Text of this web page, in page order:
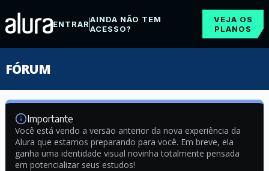
ENTRARAINDA NÃO TEM
ACESSO?
VEJA OS
PLANOS
FÓRUM
Importante
Você está vendo a versão anterior da nova experiência da
Alura que estamos preparando para você. Em breve, ela
ganha uma identidade visual novinha totalmente pensada
em potencializar seus estudos!